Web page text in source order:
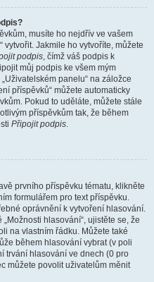
musíte ho nejdřív ve vašem
vytvořit. Jakmile ho vytvoříte, můžete
podpis, čímž váš podpis k
můj podpis ke všem mým
panelu“ na záložce
příspěvků“ můžete automaticky
Pokud to uděláte, můžete stále
příspěvkům tak, že během
Připojit podpis.
prvního příspěvku tématu, klikněte
formulářem pro text příspěvku.
oprávnění k vytvoření hlasování.
hlasování“, ujistěte se, že
na vlastním řádku. Můžete také
během hlasování vybrat (v poli
trvání hlasování ve dnech (0 pro
můžete povolit uživatelům měnit